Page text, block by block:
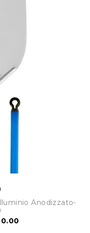
Anodizzato-